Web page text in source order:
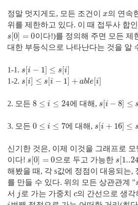
정말 멋지게도, 모든 조건이 x
x의 연속
위를 제한하고 있다. 이 때 접두사 합인
s [0] = 0
s[ 0] =0 이다!)를 정의해 주면 모든 제
대한 부등식으로 나타난다는 것을 알
1-1. s [i − 1] ≤ s [i]
s[ i− 1] ≤s i]
1-2. s [i] ≤ s [i − 1] + able [i]
s[ i] s[i − 1] +a bl [i]
2. 모든 8 ≤ i ≤ 24
8 ≤i≤ 24 에 대해, s [i − 8] ≤ s
s[ i−8] ≤s i]− n
3. 모든 0 ≤ i ≤ 7
0 ≤i≤ 7 에 대해, s [i + 16] ≤ s
s[ i+16 ]≤s i]+ k
신기한 것은, 이제 이것을 그래프로
이다! s [0] = 0
s[ 0] =0 으로 두고 가능한 s [1..24
s[ 1..24]
해봤을 때, 각 s값에 정점이 대응되는,
를 만들 수 있다. 위의 모든 상관관계 "s
서 j
j 로 가는 가중치 c
c의 간선으로 생각